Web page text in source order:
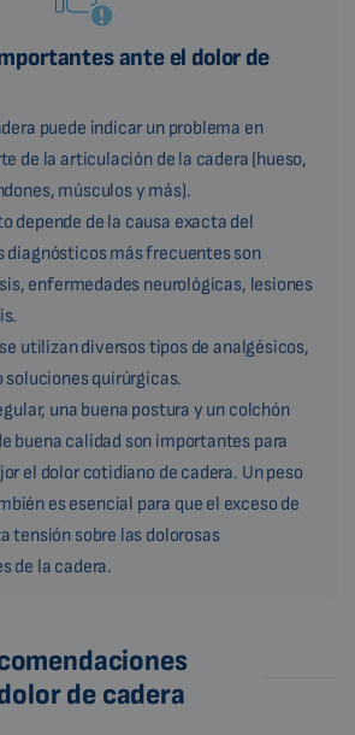
ante el dolor de
puede indicar un problema en
de la articulación de la cadera (hueso,
músculos y más).
depende de la causa exacta del
diagnósticos más frecuentes son
enfermedades neurológicas, lesiones
utilizan diversos tipos de analgésicos,
quirúrgicas.
una buena postura y un colchón
buena calidad son importantes para
el dolor cotidiano de cadera. Un peso
es esencial para que el exceso de
tensión sobre las dolorosas
de la cadera.
de cadera